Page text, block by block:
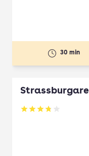
30 min
Strassburgare
Betyg: 3.78 av 5